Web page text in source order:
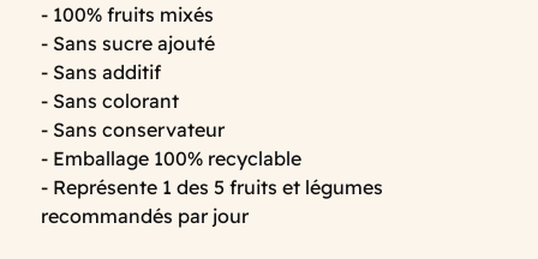
- 100% fruits mixés
- Sans sucre ajouté
- Sans additif
- Sans colorant
- Sans conservateur
- Emballage 100% recyclable
- Représente 1 des 5 fruits et légumes
recommandés par jour